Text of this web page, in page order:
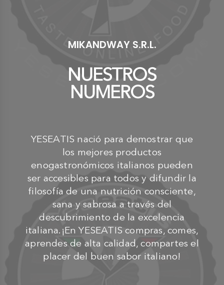
MIKANDWAY S.R.L.
NUESTROS
NUMEROS
YESEATIS nació para demostrar que
los mejores productos
enogastronómicos italianos pueden
ser accesibles para todos y difundir la
filosofía de una nutrición consciente,
sana y sabrosa a través del
descubrimiento de la excelencia
italiana.¡En YESEATIS compras, comes,
aprendes de alta calidad, compartes el
placer del buen sabor italiano!